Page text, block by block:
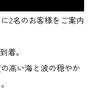
2名のお客様をご案内
着。
高い海と波の穏やか